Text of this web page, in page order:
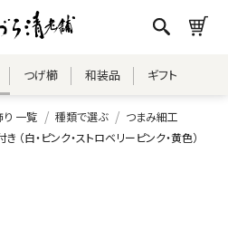
つげ櫛 和装品 ギフト
り 一覧 種類で選ぶ
つまみ細工
（白・ピンク・ストロベリーピンク・黄色）